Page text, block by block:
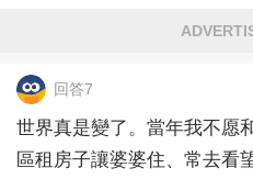
回答7
世界真是變了。當年我不愿
區租房子讓婆婆住、常去看